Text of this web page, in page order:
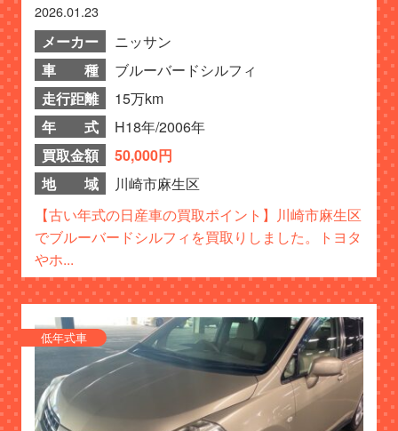
2026.01.23
メーカー
ニッサン
車 種
ブルーバードシルフィ
走行距離
15万km
年 式
H18年/2006年
買取金額
50,000円
地 域
川崎市麻生区
【古い年式の日産車の買取ポイント】川崎市麻生区
でブルーバードシルフィを買取りしました。トヨタ
やホ...
低年式車